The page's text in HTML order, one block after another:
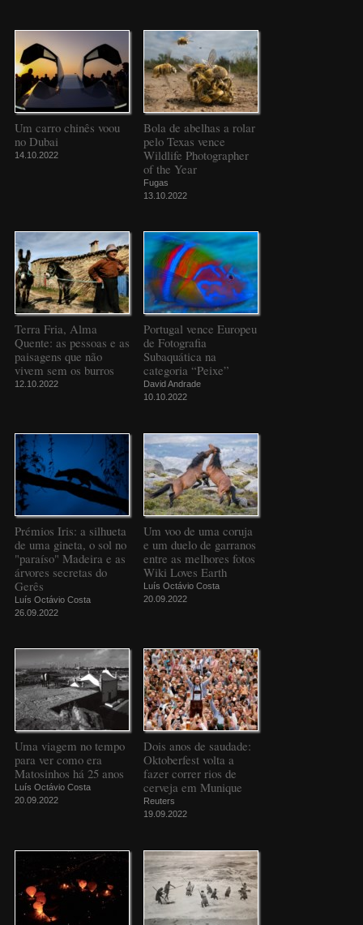
Um carro chinês voou
no Dubai
14.10.2022
Bola de abelhas a rolar
pelo Texas vence
Wildlife Photographer
of the Year
Fugas
13.10.2022
Terra Fria, Alma
Quente: as pessoas e as
paisagens que não
vivem sem os burros
12.10.2022
Portugal vence Europeu
de Fotografia
Subaquática na
categoria “Peixe”
David Andrade
10.10.2022
Prémios Iris: a silhueta
de uma gineta, o sol no
"paraíso" Madeira e as
árvores secretas do
Gerês
Luís Octávio Costa
26.09.2022
Um voo de uma coruja
e um duelo de garranos
entre as melhores fotos
Wiki Loves Earth
Luís Octávio Costa
20.09.2022
Uma viagem no tempo
para ver como era
Matosinhos há 25 anos
Luís Octávio Costa
20.09.2022
Dois anos de saudade:
Oktoberfest volta a
fazer correr rios de
cerveja em Munique
Reuters
19.09.2022